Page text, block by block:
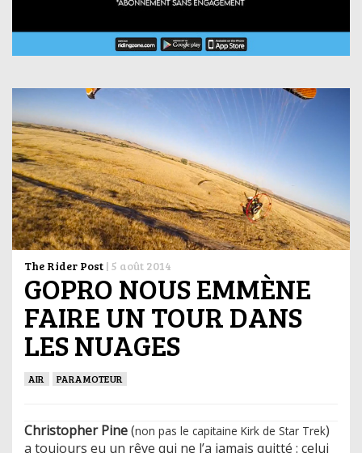
The Rider Post | 5 août 2014
GOPRO NOUS EMMÈNE
FAIRE UN TOUR DANS
LES NUAGES
AIR PARAMOTEUR
Christopher Pine(non pas le capitaine Kirk de Star Trek)
a toujours eu un rêve qui ne l’a jamais quitté : celui